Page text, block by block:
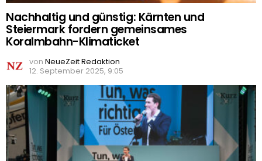
Nachhaltig und günstig: Kärnten und
Steiermark fordern gemeinsames
Koralmbahn-Klimaticket
von NeueZeit Redaktion
12. September 2025, 9:05